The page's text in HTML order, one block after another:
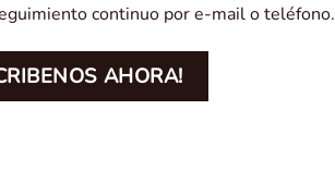
continuo por e-mail o teléfono.
AHORA!